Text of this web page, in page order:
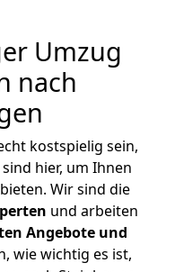
Umzug
nach
kostspielig sein,
hier, um Ihnen
Wir sind die
und arbeiten
Angebote und
wie wichtig es ist,